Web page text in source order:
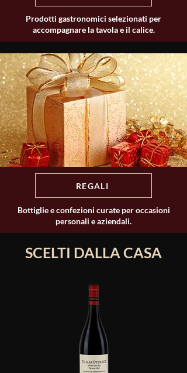
Prodotti gastronomici selezionati per
accompagnare la tavola e il calice.
REGALI
Bottiglie e confezioni curate per occasioni
personali e aziendali.
SCELTI DALLA CASA